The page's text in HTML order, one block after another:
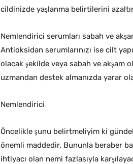
cildinizde yaşlanma belirtilerini
Nemlendirici serumları sabah ve
Antioksidan serumlarınızı ise cilt
olacak şekilde veya sabah ve
uzmandan destek almanızda yarar
Nemlendirici
Öncelikle şunu belirtmeliyim ki
önemli maddedir. Bununla beraber
ihtiyacı olan nemi fazlasıyla